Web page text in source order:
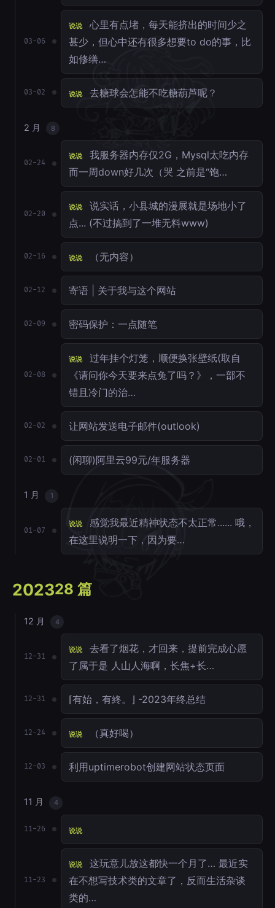
03-06
说说
心里有点堵，每天能挤出的时间少之
甚少，但心中还有很多想要to do的事，比
如修缮…
03-02 说说 去糖球会怎能不吃糖葫芦呢？
2 月 8
02-24
说说
我服务器内存仅2G，Mysql太吃内存
而一周down好几次（哭 之前是“饱…
02-20
说说
说实话，小县城的漫展就是场地小了
点... (不过搞到了一堆无料www)
02-16 说说 （无内容）
02-12 寄语 | 关于我与这个网站
02-09 密码保护：一点随笔
02-08
说说
过年挂个灯笼，顺便换张壁纸(取自
《请问你今天要来点兔了吗？》，一部不
错且冷门的治…
02-02 让网站发送电子邮件(outlook)
02-01 (闲聊)阿里云99元/年服务器
1 月 1
01-07
说说
感觉我最近精神状态不太正常...... 哦，
在这里说明一下，因为要…
202328 篇
12 月 4
12-31
说说
去看了烟花，才回来，提前完成心愿
了属于是 人山人海啊，长焦+长…
12-31 ⌈有始，有終。⌋ -2023年终总结
12-24 说说 （真好喝）
12-03 利用uptimerobot创建网站状态页面
11 月 4
11-26 说说
11-23
说说
这玩意儿放这都快一个月了… 最近实
在不想写技术类的文章了，反而生活杂谈
类的…